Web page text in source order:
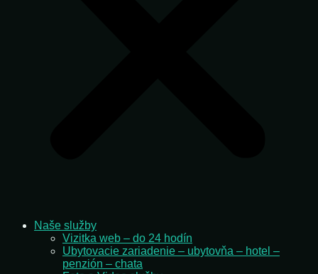
Naše služby
Vizitka web – do 24 hodín
Ubytovacie zariadenie – ubytovňa – hotel –
penzión – chata